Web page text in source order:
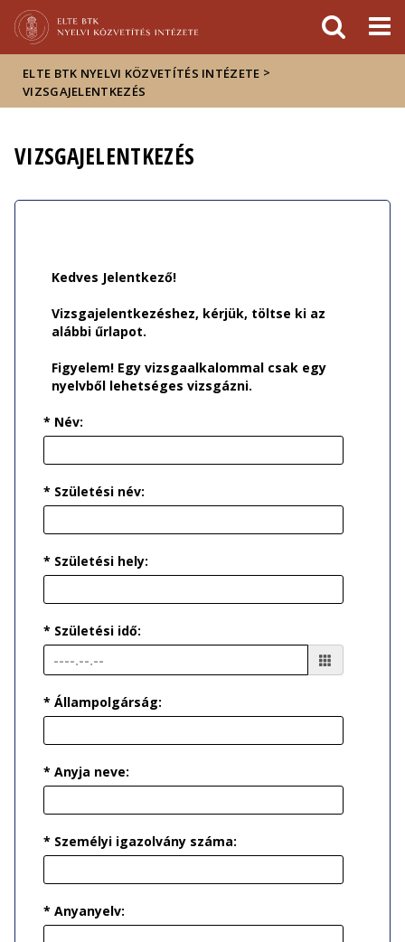
sajtóban
ELTE BTK NYELVI KÖZVETÍTÉS INTÉZETE >
VIZSGAJELENTKEZÉS
VIZSGAJELENTKEZÉS
Kedves Jelentkező!
Vizsgajelentkezéshez, kérjük, töltse ki az
alábbi űrlapot.
Figyelem! Egy vizsgaalkalommal csak egy
nyelvből lehetséges vizsgázni.
* Név:
* Születési név:
* Születési hely:
* Születési idő:
* Állampolgárság:
* Anyja neve:
* Személyi igazolvány száma:
* Anyanyelv: